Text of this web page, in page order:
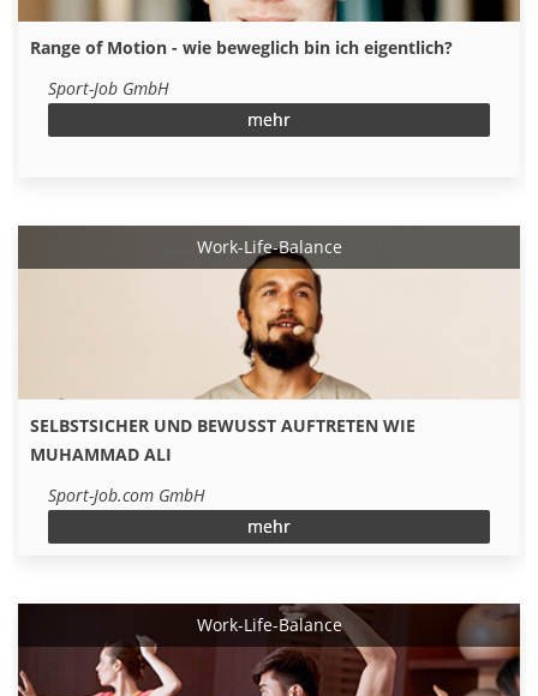
Range of Motion - wie beweglich bin ich eigentlich?
Sport-Job GmbH
mehr
Work-Life-Balance
SELBSTSICHER UND BEWUSST AUFTRETEN WIE
MUHAMMAD ALI
Sport-Job.com GmbH
mehr
Work-Life-Balance